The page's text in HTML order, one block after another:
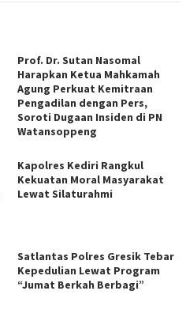
Prof. Dr. Sutan Nasomal
Harapkan Ketua Mahkamah
Agung Perkuat Kemitraan
Pengadilan dengan Pers,
Soroti Dugaan Insiden di PN
Watansoppeng
Kapolres Kediri Rangkul
Kekuatan Moral Masyarakat
Lewat Silaturahmi
Satlantas Polres Gresik Tebar
Kepedulian Lewat Program
“Jumat Berkah Berbagi”